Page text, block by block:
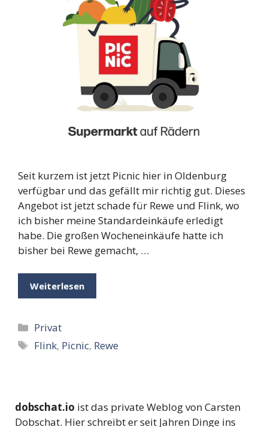
Seit kurzem ist jetzt Picnic hier in Oldenburg
verfügbar und das gefällt mir richtig gut. Dieses
Angebot ist jetzt schade für Rewe und Flink, wo
ich bisher meine Standardeinkäufe erledigt
habe. Die großen Wocheneinkäufe hatte ich
bisher bei Rewe gemacht, …
Weiterlesen
Kategorien
Privat
Schlagwörter
Flink, Picnic, Rewe
dobschat.io ist das private Weblog von Carsten
Dobschat. Hier schreibt er seit Jahren Dinge ins